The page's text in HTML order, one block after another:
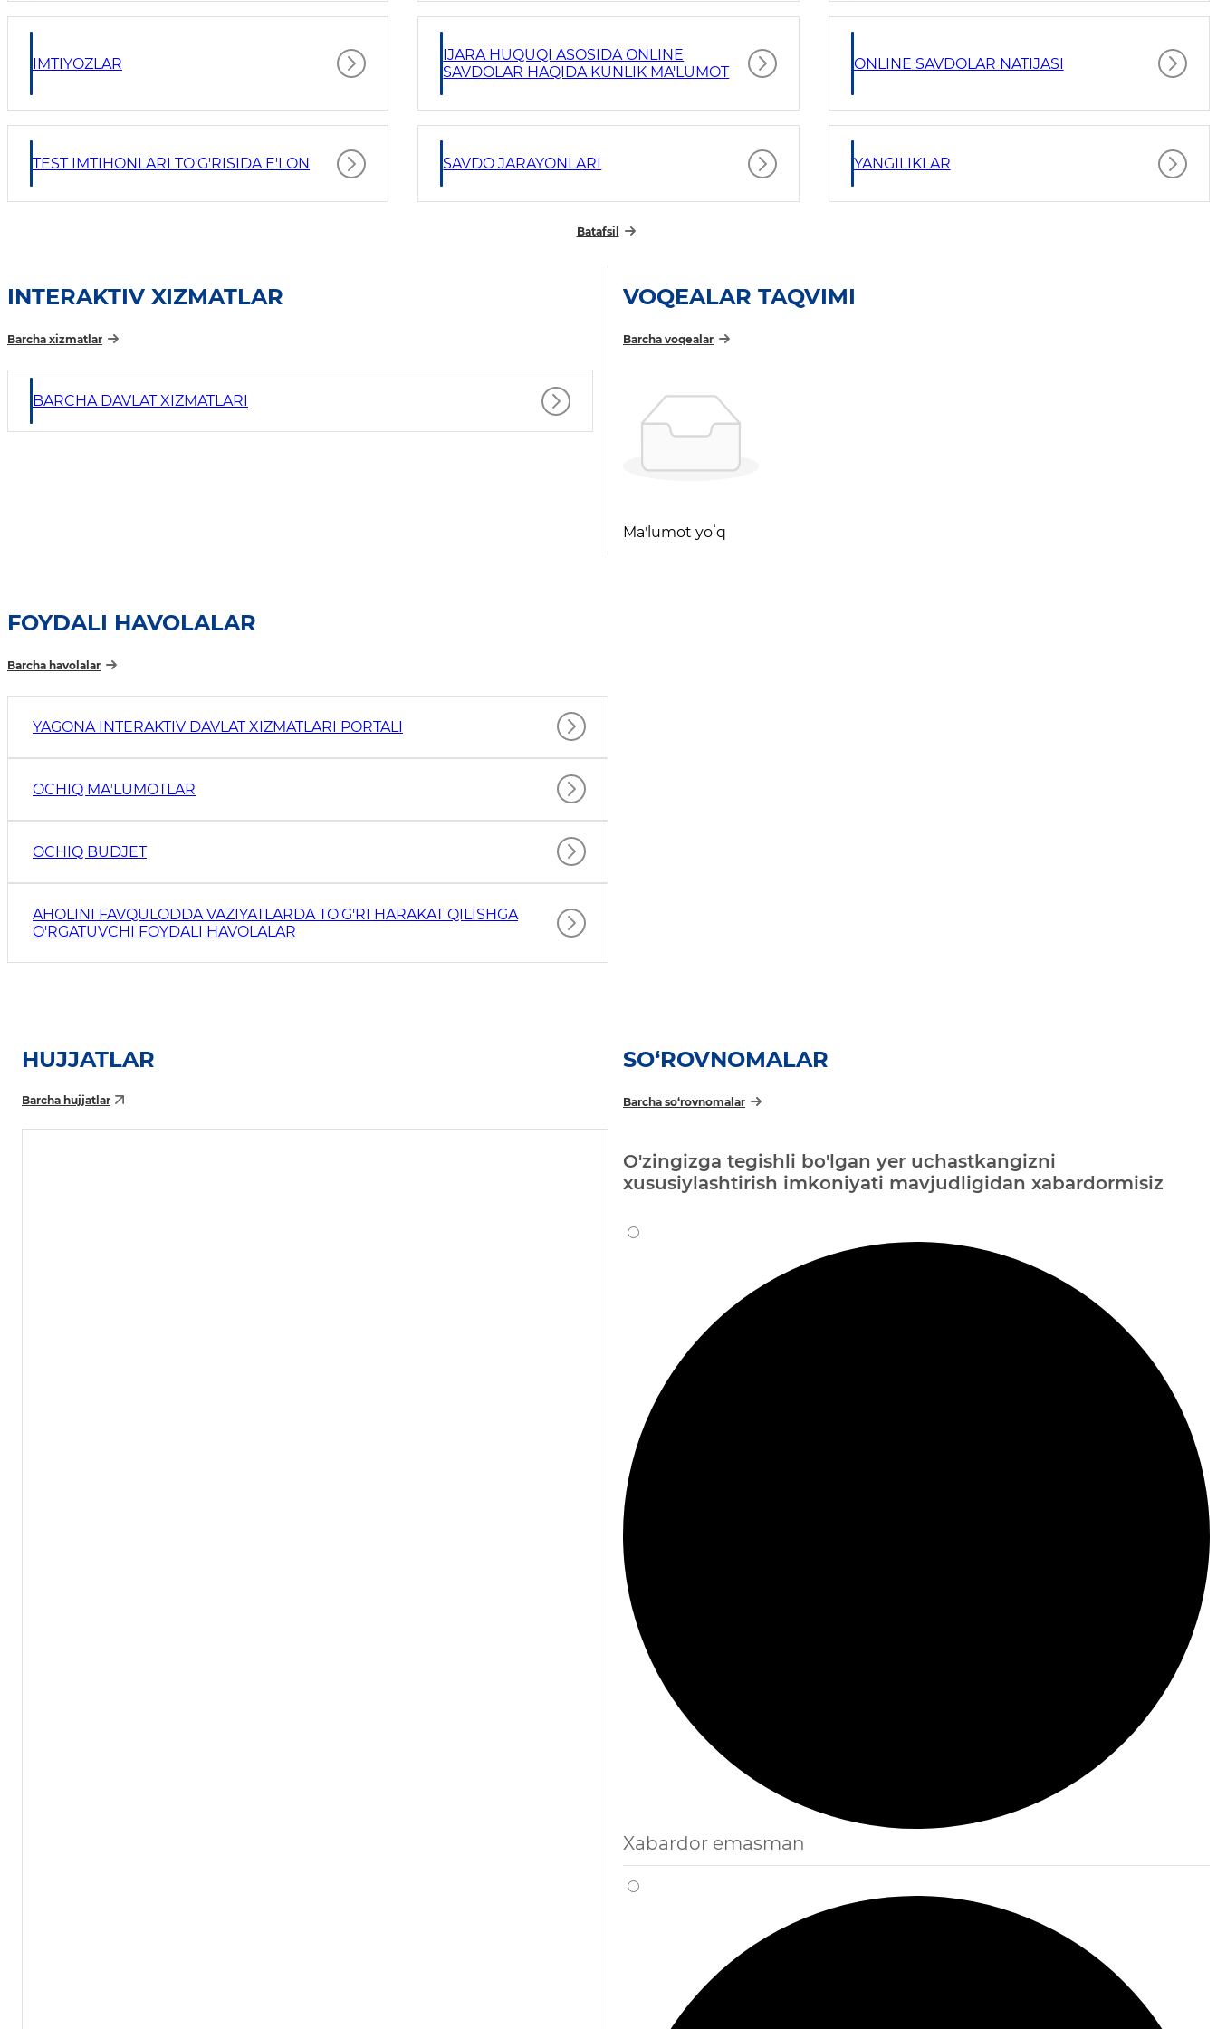
IMTIYOZLAR
IJARA HUQUQI ASOSIDA ONLINE
SAVDOLAR HAQIDA KUNLIK MA'LUMOT
ONLINE SAVDOLAR NATIJASI
TEST IMTIHONLARI TO'G'RISIDA E'LON SAVDO JARAYONLARI YANGILIKLAR
Batafsil
INTERAKTIV XIZMATLAR
Barcha xizmatlar
BARCHA DAVLAT XIZMATLARI
VOQEALAR TAQVIMI
Barcha voqealar
Maʼlumot yoʻq
FOYDALI HAVOLALAR
Barcha havolalar
YAGONA INTERAKTIV DAVLAT XIZMATLARI PORTALI
OCHIQ MAʼLUMOTLAR
OCHIQ BUDJET
AHOLINI FAVQULODDA VAZIYATLARDA TO'G'RI HARAKAT QILISHGA
O'RGATUVCHI FOYDALI HAVOLALAR
HUJJATLAR
Barcha hujjatlar
SO‘ROVNOMALAR
Barcha so‘rovnomalar
O'zingizga tegishli bo'lgan yer uchastkangizni
xususiylashtirish imkoniyati mavjudligidan xabardormisiz
Xabardor emasman